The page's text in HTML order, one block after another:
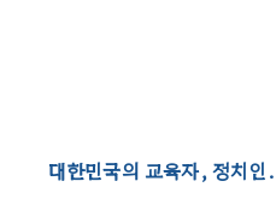
대한민국의 교육자, 정치인.